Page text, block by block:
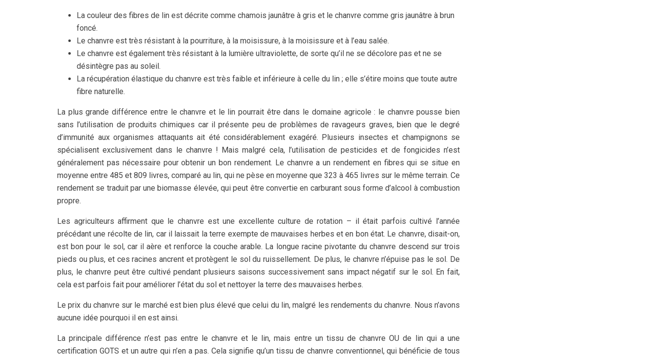
La couleur des fibres de lin est décrite comme chamois jaunâtre à gris et le chanvre comme gris jaunâtre à brun
foncé.
Le chanvre est très résistant à la pourriture, à la moisissure, à la moisissure et à l’eau salée.
Le chanvre est également très résistant à la lumière ultraviolette, de sorte qu’il ne se décolore pas et ne se
désintègre pas au soleil.
La récupération élastique du chanvre est très faible et inférieure à celle du lin ; elle s’étire moins que toute autre
fibre naturelle.
La plus grande différence entre le chanvre et le lin pourrait être dans le domaine agricole : le chanvre pousse bien
sans l’utilisation de produits chimiques car il présente peu de problèmes de ravageurs graves, bien que le degré
d’immunité aux organismes attaquants ait été considérablement exagéré. Plusieurs insectes et champignons se
spécialisent exclusivement dans le chanvre ! Mais malgré cela, l’utilisation de pesticides et de fongicides n’est
généralement pas nécessaire pour obtenir un bon rendement. Le chanvre a un rendement en fibres qui se situe en
moyenne entre 485 et 809 livres, comparé au lin, qui ne pèse en moyenne que 323 à 465 livres sur le même terrain. Ce
rendement se traduit par une biomasse élevée, qui peut être convertie en carburant sous forme d’alcool à combustion
propre.
Les agriculteurs affirment que le chanvre est une excellente culture de rotation – il était parfois cultivé l’année
précédant une récolte de lin, car il laissait la terre exempte de mauvaises herbes et en bon état. Le chanvre, disait-on,
est bon pour le sol, car il aère et renforce la couche arable. La longue racine pivotante du chanvre descend sur trois
pieds ou plus, et ces racines ancrent et protègent le sol du ruissellement. De plus, le chanvre n’épuise pas le sol. De
plus, le chanvre peut être cultivé pendant plusieurs saisons successivement sans impact négatif sur le sol. En fait,
cela est parfois fait pour améliorer l’état du sol et nettoyer la terre des mauvaises herbes.
Le prix du chanvre sur le marché est bien plus élevé que celui du lin, malgré les rendements du chanvre. Nous n’avons
aucune idée pourquoi il en est ainsi.
La principale différence n’est pas entre le chanvre et le lin, mais entre un tissu de chanvre OU de lin qui a une
certification GOTS et un autre qui n’en a pas. Cela signifie qu’un tissu de chanvre conventionnel, qui bénéficie de tous